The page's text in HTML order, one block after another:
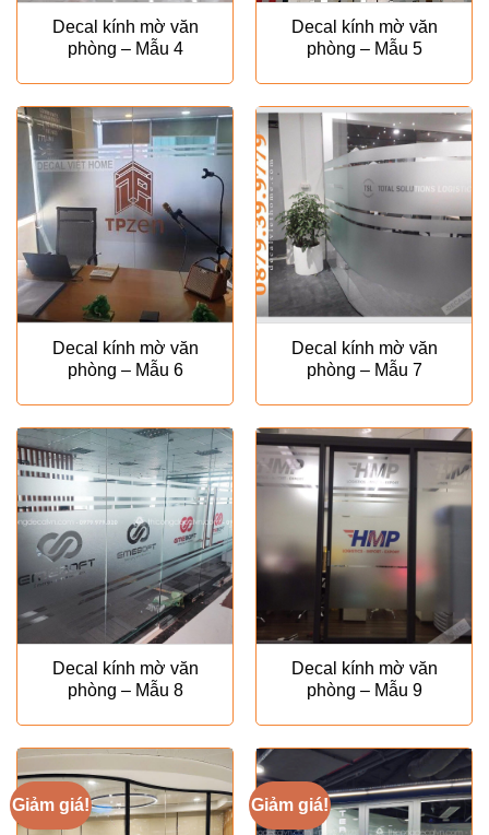
Decal kính mờ văn
phòng – Mẫu 4
Decal kính mờ văn
phòng – Mẫu 5
Decal kính mờ văn
phòng – Mẫu 6
Decal kính mờ văn
phòng – Mẫu 7
Decal kính mờ văn
phòng – Mẫu 8
Decal kính mờ văn
phòng – Mẫu 9
Giảm giá! Giảm giá!